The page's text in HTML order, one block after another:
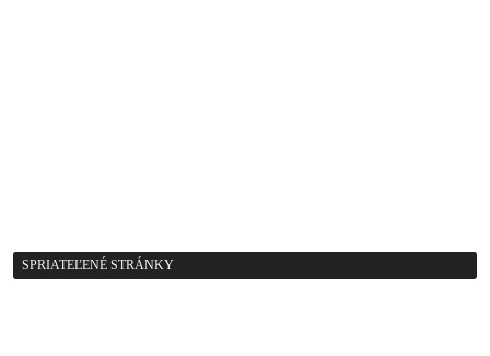
SPRIATEĽENÉ STRÁNKY